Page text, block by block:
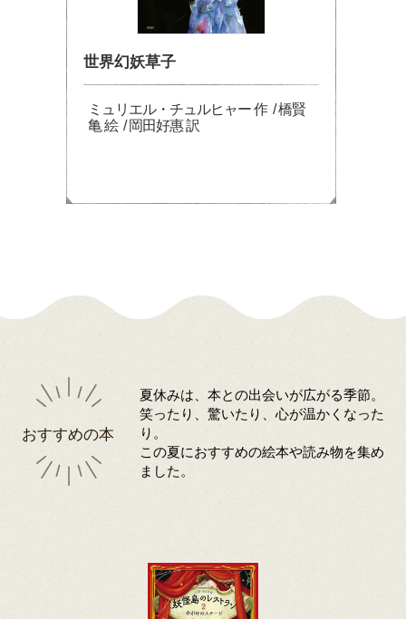
世界幻妖草子
ミュリエル・チュルヒャー 作 / 橋賢
亀 絵 / 岡田好惠 訳
おすすめの本
夏休みは、本との出会いが広がる季節。
笑ったり、驚いたり、心が温かくなった
り。
この夏におすすめの絵本や読み物を集め
ました。